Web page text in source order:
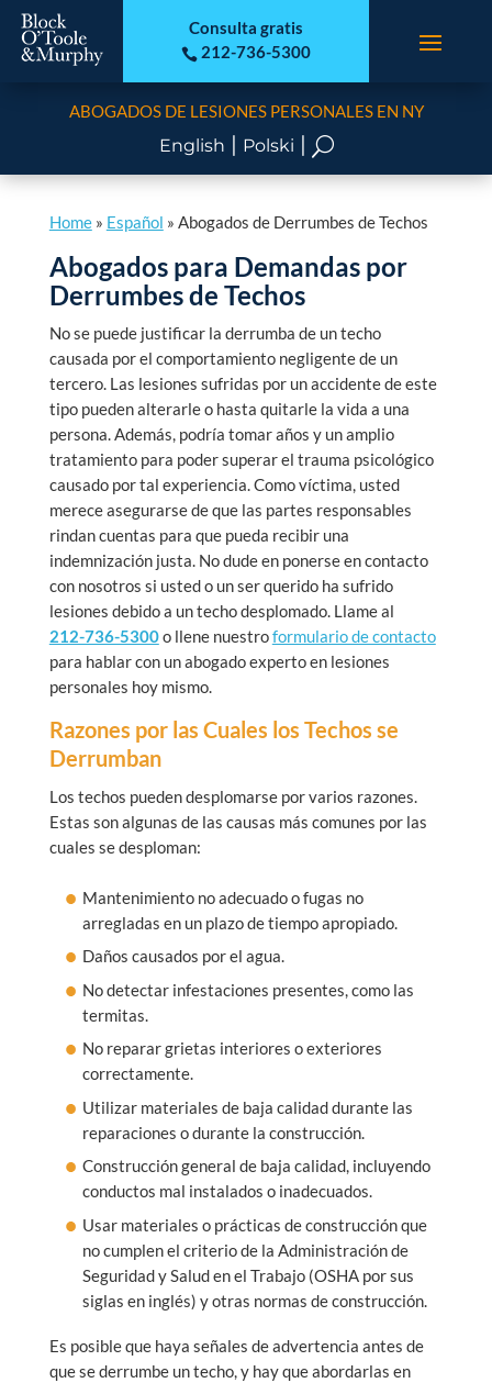
Consulta gratis
 212-736-5300
ABOGADOS DE LESIONES PERSONALES EN NY
English | Polski | U
Home» Español » Abogados de Derrumbes de Techos
Abogados para Demandas por
Derrumbes de Techos
No se puede justificar la derrumba de un techo
causada por el comportamiento negligente de un
tercero. Las lesiones sufridas por un accidente de este
tipo pueden alterarle o hasta quitarle la vida a una
persona. Además, podría tomar años y un amplio
tratamiento para poder superar el trauma psicológico
causado por tal experiencia. Como víctima, usted
merece asegurarse de que las partes responsables
rindan cuentas para que pueda recibir una
indemnización justa. No dude en ponerse en contacto
con nosotros si usted o un ser querido ha sufrido
lesiones debido a un techo desplomado. Llame al
212-736-5300o llene nuestroformulario de contacto
para hablar con un abogado experto en lesiones
personales hoy mismo.
Razones por las Cuales los Techos se
Derrumban
Los techos pueden desplomarse por varios razones.
Estas son algunas de las causas más comunes por las
cuales se desploman:
Mantenimiento no adecuado o fugas no
arregladas en un plazo de tiempo apropiado.
Daños causados por el agua.
No detectar infestaciones presentes, como las
termitas.
No reparar grietas interiores o exteriores
correctamente.
Utilizar materiales de baja calidad durante las
reparaciones o durante la construcción.
Construcción general de baja calidad, incluyendo
conductos mal instalados o inadecuados.
Usar materiales o prácticas de construcción que
no cumplen el criterio de la Administración de
Seguridad y Salud en el Trabajo (OSHA por sus
siglas en inglés) y otras normas de construcción.
Es posible que haya señales de advertencia antes de
que se derrumbe un techo, y hay que abordarlas en